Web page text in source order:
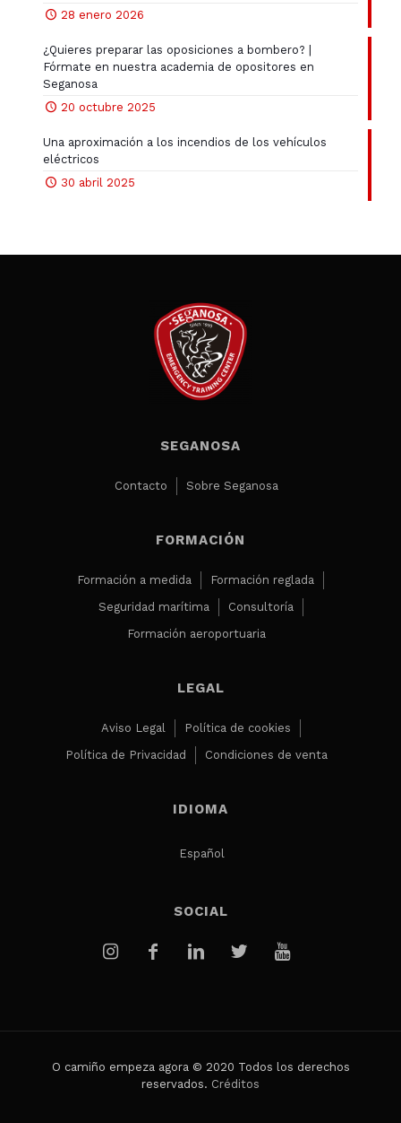
28 enero 2026
¿Quieres preparar las oposiciones a bombero? |
Fórmate en nuestra academia de opositores en
Seganosa
20 octubre 2025
Una aproximación a los incendios de los vehículos
eléctricos
30 abril 2025
SEGANOSA
Contacto Sobre Seganosa
FORMACIÓN
Formación a medida
Formación reglada
Seguridad marítima
Consultoría
Formación aeroportuaria
LEGAL
Aviso Legal
Política de cookies
Política de Privacidad
Condiciones de venta
IDIOMA
Español
SOCIAL
O camiño empeza agora © 2020 Todos los derechos
reservados. Créditos